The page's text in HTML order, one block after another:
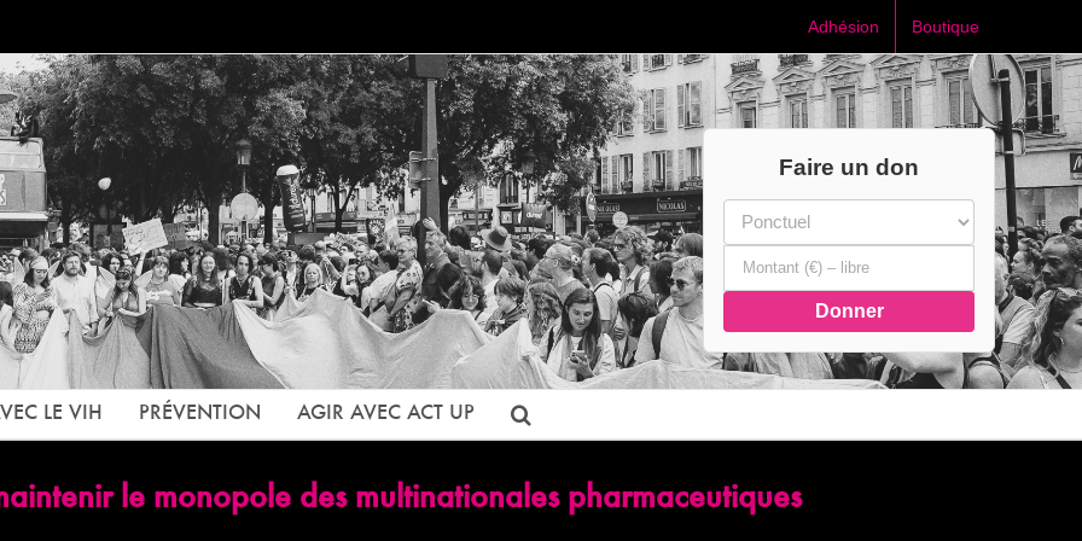
Adhésion Boutique
Faire un don
Donner
LE VIH PRÉVENTION AGIR AVEC ACT UP
le monopole des multinationales pharmaceutiques